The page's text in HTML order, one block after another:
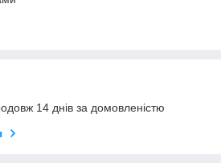
14 днів за домовленістю